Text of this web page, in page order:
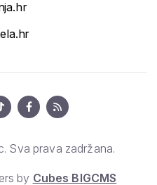
Sva prava zadržana.
by Cubes BIGCMS